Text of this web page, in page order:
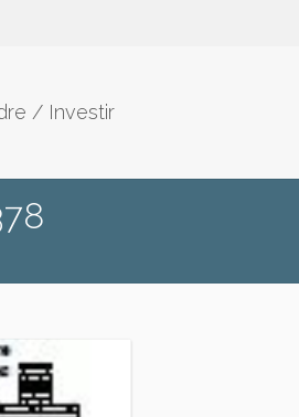
/ Investir